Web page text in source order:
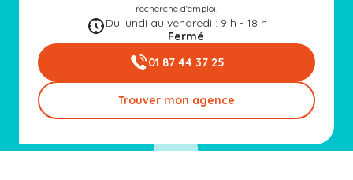
recherche d'emploi.
Du lundi au vendredi : 9 h - 18 h
Fermé
01 87 44 37 25
Trouver mon agence